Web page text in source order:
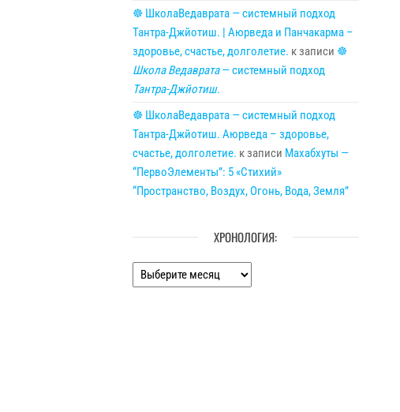
☸ ШколаВедаврата — системный подход
Тантра-Джйотиш. | Аюрведа и Панчакарма –
здоровье, счастье, долголетие. к записи ☸
Школа Ведаврата— системный подход
Тантра-Джйотиш.
☸ ШколаВедаврата — системный подход
Тантра-Джйотиш. Аюрведа – здоровье,
счастье, долголетие. к записи Махабхуты —
“ПервоЭлементы”: 5 «Стихий»
“Пространство, Воздух, Огонь, Вода, Земля”
ХРОНОЛОГИЯ:
Хронология: